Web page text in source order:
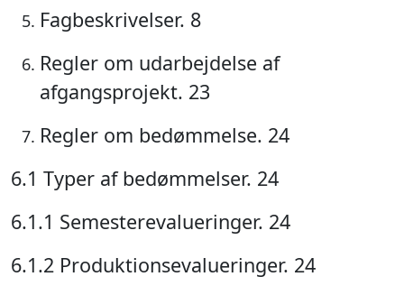
Fagbeskrivelser. 8
Regler om udarbejdelse af
afgangsprojekt. 23
Regler om bedømmelse. 24
6.1 Typer af bedømmelser. 24
6.1.1 Semesterevalueringer. 24
6.1.2 Produktionsevalueringer. 24